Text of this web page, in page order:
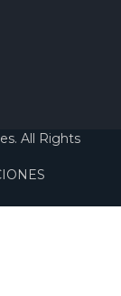
All Rights